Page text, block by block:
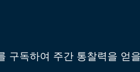
구독하여 주간 통찰력을 얻